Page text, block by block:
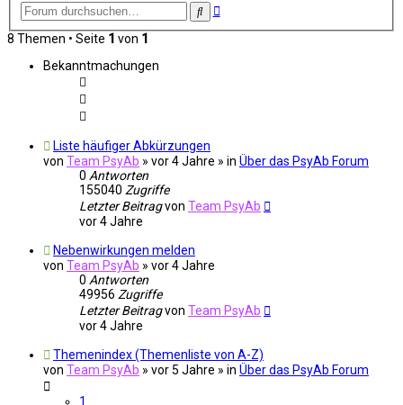
SucheErweiterte
8 Themen • Seite 1 von 1
Bekanntmachungen
Liste häufiger Abkürzungen
von Team PsyAb » vor 4 Jahre » in Über das PsyAb Forum
0 Antworten
155040 Zugriffe
Letzter Beitragvon Team PsyAb
vor 4 Jahre
Nebenwirkungen melden
von Team PsyAb » vor 4 Jahre
0 Antworten
49956 Zugriffe
Letzter Beitragvon Team PsyAb
vor 4 Jahre
Themenindex (Themenliste von A-Z)
von Team PsyAb » vor 5 Jahre » in Über das PsyAb Forum
1